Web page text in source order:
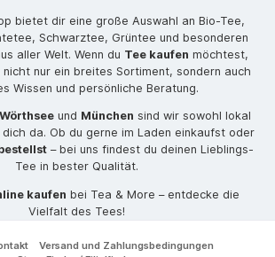
bietet dir eine große Auswahl an Bio-Tee,
Schwarztee, Grüntee und besonderen
aller Welt. Wenn du Tee kaufen möchtest,
nur ein breites Sortiment, sondern auch
Wissen und persönliche Beratung.
Wörthsee und München sind wir sowohl lokal
da. Ob du gerne im Laden einkaufst oder
– bei uns findest du deinen Lieblings-
Tee in bester Qualität.
kaufen bei Tea & More – entdecke die
Vielfalt des Tees!
Versand und Zahlungsbedingungen